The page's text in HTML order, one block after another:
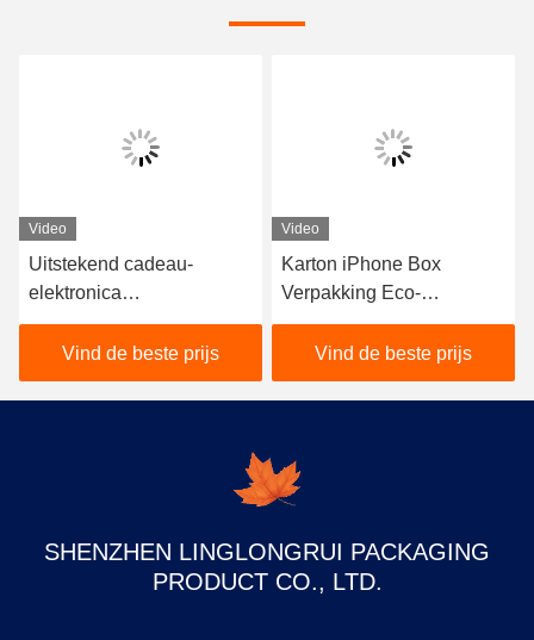
Video
Uitstekend cadeau-
elektronica
verpakkingsdoos
Recyclebaar gecoat
papiermateriaal
Vind de beste prijs
Video
Karton iPhone Box
Verpakking Eco-
vriendelijk CMYK Kleur
Vind de beste prijs
SHENZHEN LINGLONGRUI PACKAGING
PRODUCT CO., LTD.